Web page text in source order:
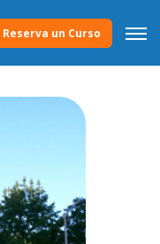
Reserva un Curso